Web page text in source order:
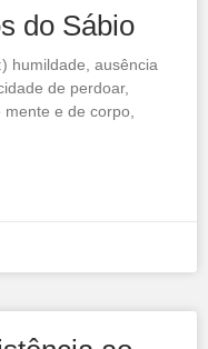
do Sábio
humildade, ausência
de perdoar,
e de corpo,